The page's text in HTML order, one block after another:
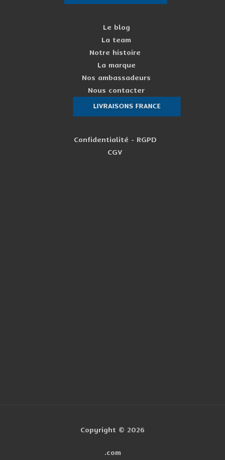
Le blog
La team
Notre histoire
La marque
Nos ambassadeurs
Nous contacter
LIVRAISONS FRANCE
Confidentialité - RGPD
CGV
Copyright © 2026
.com